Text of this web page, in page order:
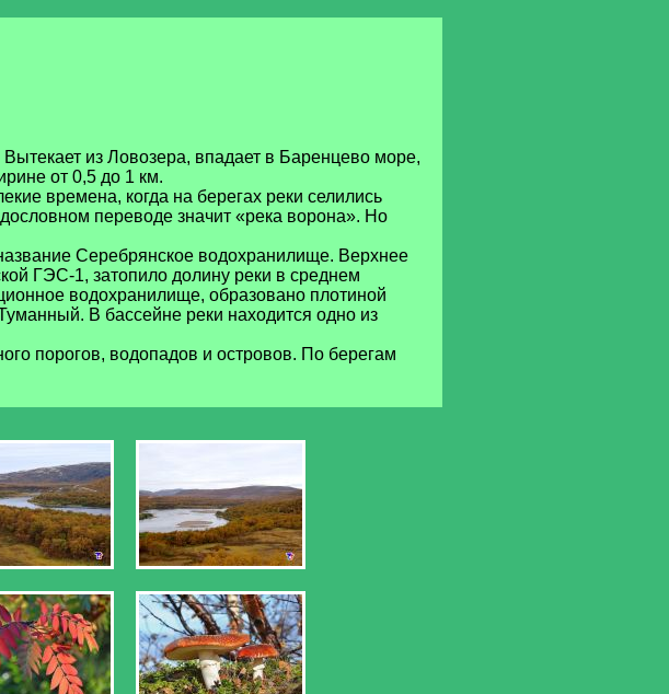
из Ловозера, впадает в Баренцево море,
от 0,5 до 1 км.
времена, когда на берегах реки селились
переводе значит «река ворона». Но
Серебрянское водохранилище. Верхнее
ГЭС-1, затопило долину реки в среднем
водохранилище, образовано плотиной
В бассейне реки находится одно из
порогов, водопадов и островов. По берегам